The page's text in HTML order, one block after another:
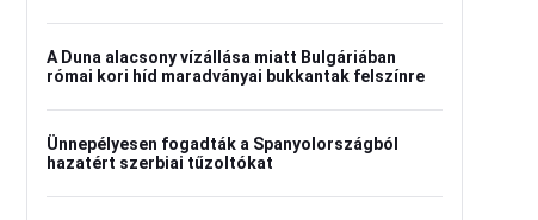
A Duna alacsony vízállása miatt Bulgáriában
római kori híd maradványai bukkantak felszínre
Ünnepélyesen fogadták a Spanyolországból
hazatért szerbiai tűzoltókat